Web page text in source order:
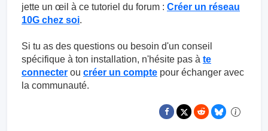
jette un œil à ce tutoriel du forum : Créer un réseau
10G chez soi.
Si tu as des questions ou besoin d'un conseil
spécifique à ton installation, n'hésite pas à te
connecter ou créer un compte pour échanger avec
la communauté.